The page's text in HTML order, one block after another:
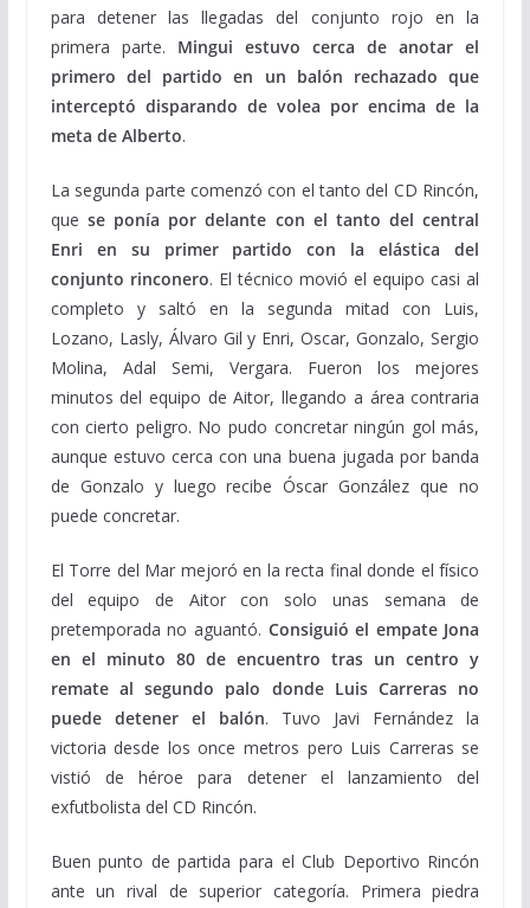
para detener las llegadas del conjunto rojo en la
primera parte. Mingui estuvo cerca de anotar el
primero del partido en un balón rechazado que
interceptó disparando de volea por encima de la
meta de Alberto.
La segunda parte comenzó con el tanto del CD Rincón,
que se ponía por delante con el tanto del central
Enri en su primer partido con la elástica del
conjunto rinconero. El técnico movió el equipo casi al
completo y saltó en la segunda mitad con Luis,
Lozano, Lasly, Álvaro Gil y Enri, Oscar, Gonzalo, Sergio
Molina, Adal Semi, Vergara. Fueron los mejores
minutos del equipo de Aitor, llegando a área contraria
con cierto peligro. No pudo concretar ningún gol más,
aunque estuvo cerca con una buena jugada por banda
de Gonzalo y luego recibe Óscar González que no
puede concretar.
El Torre del Mar mejoró en la recta final donde el físico
del equipo de Aitor con solo unas semana de
pretemporada no aguantó. Consiguió el empate Jona
en el minuto 80 de encuentro tras un centro y
remate al segundo palo donde Luis Carreras no
puede detener el balón. Tuvo Javi Fernández la
victoria desde los once metros pero Luis Carreras se
vistió de héroe para detener el lanzamiento del
exfutbolista del CD Rincón.
Buen punto de partida para el Club Deportivo Rincón
ante un rival de superior categoría. Primera piedra